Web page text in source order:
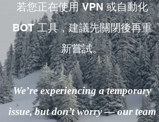
若您正在使用 VPN 或自動化
BOT 工具，建議先關閉後再重
新嘗試。
We’re experiencing a temporary
issue, but don’t worry — our team